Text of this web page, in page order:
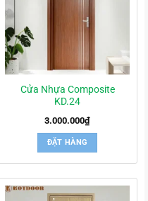
Cửa Nhựa Composite
KD.24
3.000.000₫
ĐẶT HÀNG